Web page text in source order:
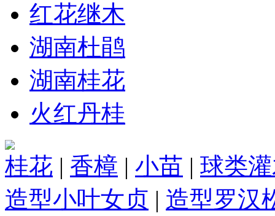
红花继木
湖南杜鹃
湖南桂花
火红丹桂
桂花 | 香樟 | 小苗 | 球类
造型小叶女贞 | 造型罗汉